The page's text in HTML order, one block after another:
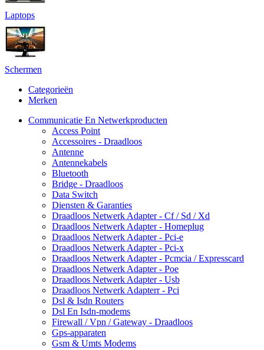
Laptops
Schermen
Categorieën
Merken
Communicatie En Netwerkproducten
Access Point
Accessoires - Draadloos
Antenne
Antennekabels
Bluetooth
Bridge - Draadloos
Data Switch
Diensten & Garanties
Draadloos Netwerk Adapter - Cf / Sd / Xd
Draadloos Netwerk Adapter - Homeplug
Draadloos Netwerk Adapter - Pci-e
Draadloos Netwerk Adapter - Pci-x
Draadloos Netwerk Adapter - Pcmcia / Expresscard
Draadloos Netwerk Adapter - Poe
Draadloos Netwerk Adapter - Usb
Draadloos Netwerk Adapterr - Pci
Dsl & Isdn Routers
Dsl En Isdn-modems
Firewall / Vpn / Gateway - Draadloos
Gps-apparaten
Gsm & Umts Modems